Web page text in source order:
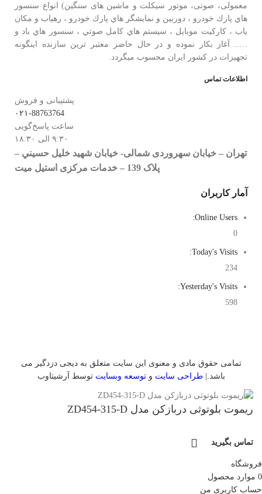
معمولی، صوتی، موتور سیکلت و ماشین های سنگین) انواع سنسور
هاي پارك خودرو ، دوربين و نمايشگر هاي پارك خودرو ، رهياب و مكان
ياب ، كاركيت موبايل ، سيستم هاي كامل صوتي ، سنسور هاي باد و
….. آغاز بكار نموده و در حال حاضر معتبر ترين سازنده اينگونه
تجهيزات در كشور ایران محسوب ميگردد.
اطلاعات تماس
پشتیبانی و فروش
۰۲۱-88763764
ساعت پاسخ‌گویی
۹:۳۰ الی ۱۸:۳۰
تهران – خيابان سهروردی شمالی- خيابان شهيد خليل حسيني –
پلاک 139 – خدمات مرکزی استیل میت
آمار کاربران
Online Users:
0
Today's Visits:
234
Yesterday's Visits:
598
تمامی حقوق مادی و معنوی این سایت متعلق به دیجی دزدگیر می
باشد.|طراحی سایت وتوسعه وبسایت توسط آرشیتاوب
ریموت بلوتوثی دربازکن مدل ZD454-315-D
تماس بگیرید
فروشگاه
0 موارد محصول
حساب کاربری من